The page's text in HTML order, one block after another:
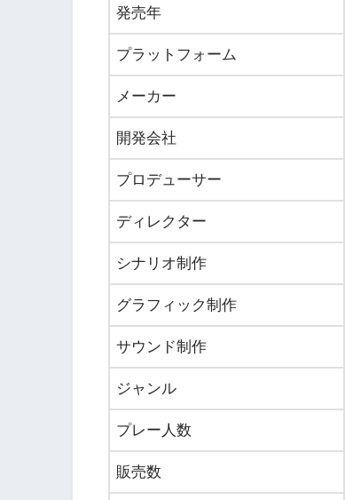
発売年
プラットフォーム
メーカー
開発会社
プロデューサー
ディレクター
シナリオ制作
グラフィック制作
サウンド制作
ジャンル
プレー人数
販売数